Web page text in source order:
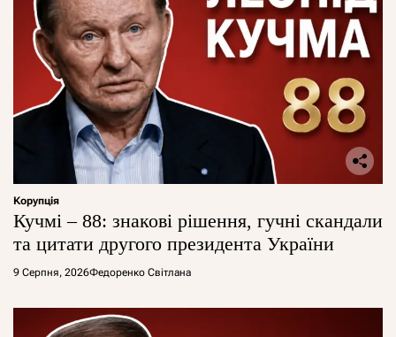
Корупція
Кучмі – 88: знакові рішення, гучні скандали
та цитати другого президента України
9 Серпня, 2026Федоренко Світлана